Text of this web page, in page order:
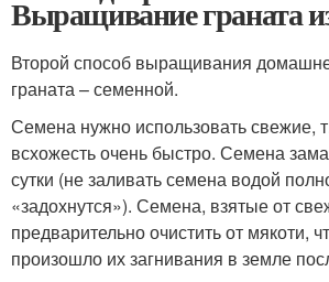
Выращивание граната
Второй способ выращивания
граната – семенной.
Семена нужно использовать свежие,
всхожесть очень быстро. Семена
сутки (не заливать семена водой
«задохнутся»). Семена, взятые от
предварительно очистить от мякоти,
произошло их загнивания в земле